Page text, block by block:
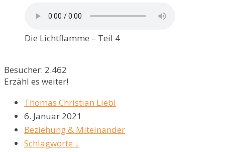
Die Lichtflamme – Teil 4
Besucher: 2.462
Erzähl es weiter!
Thomas Christian Liebl
6. Januar 2021
Beziehung & Miteinander
Schlagworte ↓